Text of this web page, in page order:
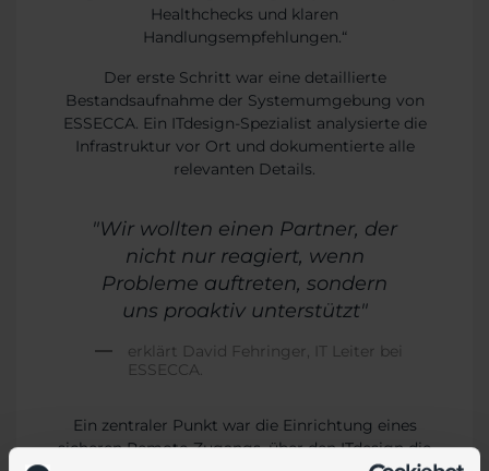
Healthchecks und klaren
Handlungsempfehlungen.“
Der erste Schritt war eine detaillierte
Bestandsaufnahme der Systemumgebung von
ESSECCA. Ein ITdesign-Spezialist analysierte die
Infrastruktur vor Ort und dokumentierte alle
relevanten Details.
"Wir wollten einen Partner, der
nicht nur reagiert, wenn
Probleme auftreten, sondern
uns proaktiv unterstützt"
erklärt David Fehringer, IT Leiter bei
ESSECCA.
Ein zentraler Punkt war die Einrichtung eines
sicheren Remote-Zugangs, über den ITdesign die